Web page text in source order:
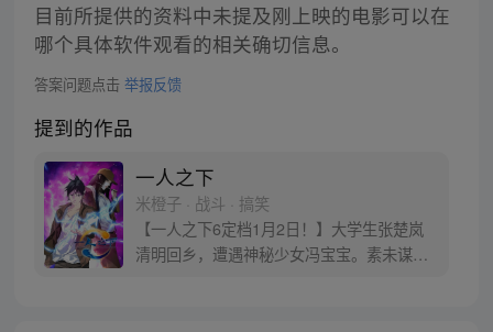
目前所提供的资料中未提及刚上映的电影可以在
哪个具体软件观看的相关确切信息。
答案问题点击 举报反馈
提到的作品
一人之下
米橙子 · 战斗 · 搞笑
【一人之下6定档1月2日！】大学生张楚岚
清明回乡，遭遇神秘少女冯宝宝。素未谋面